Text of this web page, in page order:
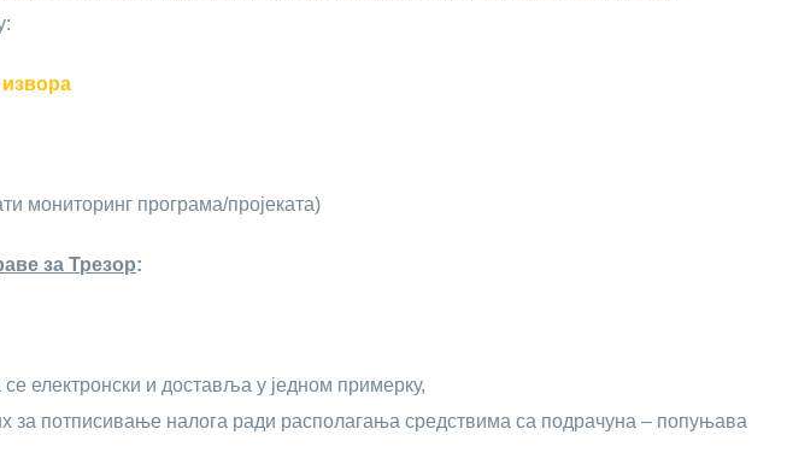
извора
мониторинг програма/пројеката)
за Трезор:
електронски и доставља у једном примерку,
за потписивање налога ради располагања средствима са подрачуна – попуњава